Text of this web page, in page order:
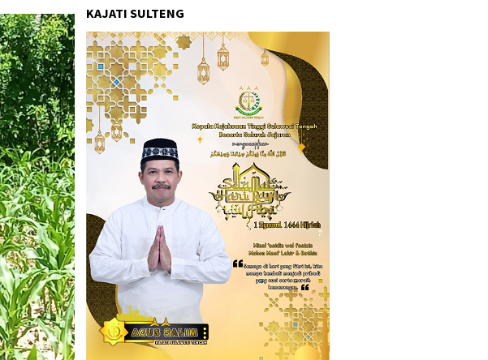
KAJATI SULTENG